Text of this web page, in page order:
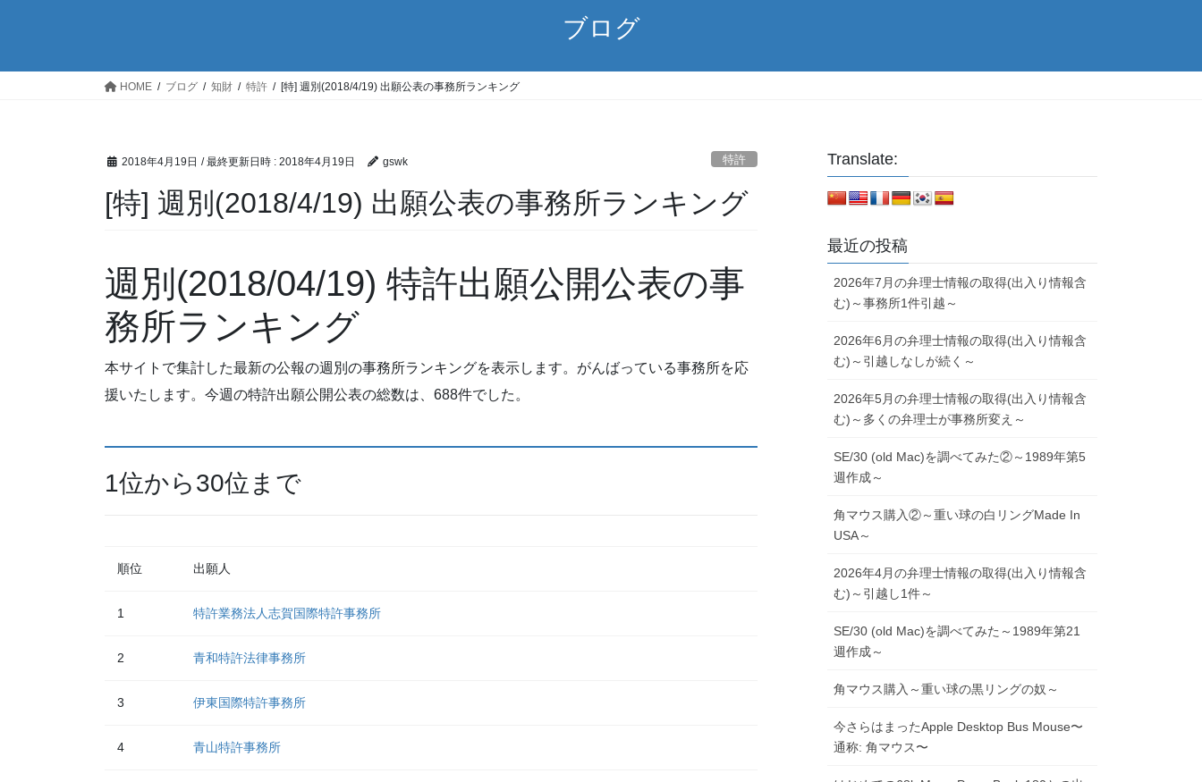
ブログ
HOME ブログ 知財 特許 [特] 週別(2018/4/19) 出願公表の事務所ランキング
2018年4月19日 / 最終更新日時 : 2018年4月19日 gswk 特許
[特] 週別(2018/4/19) 出願公表の事務所ランキング
週別(2018/04/19) 特許出願公開公表の事
務所ランキング
本サイトで集計した最新の公報の週別の事務所ランキングを表示します。がんばっている事務所を応
援いたします。今週の特許出願公開公表の総数は、688件でした。
1位から30位まで
順位 出願人
1 特許業務法人志賀国際特許事務所
2 青和特許法律事務所
3 伊東国際特許事務所
4 青山特許事務所
Translate:
最近の投稿
2026年7月の弁理士情報の取得(出入り情報含
む)～事務所1件引越～
2026年6月の弁理士情報の取得(出入り情報含
む)～引越しなしが続く～
2026年5月の弁理士情報の取得(出入り情報含
む)～多くの弁理士が事務所変え～
SE/30 (old Mac)を調べてみた②～1989年第5
週作成～
角マウス購入②～重い球の白リングMade In
USA～
2026年4月の弁理士情報の取得(出入り情報含
む)～引越し1件～
SE/30 (old Mac)を調べてみた～1989年第21
週作成～
角マウス購入～重い球の黒リングの奴～
今さらはまったApple Desktop Bus Mouse〜
通称: 角マウス〜